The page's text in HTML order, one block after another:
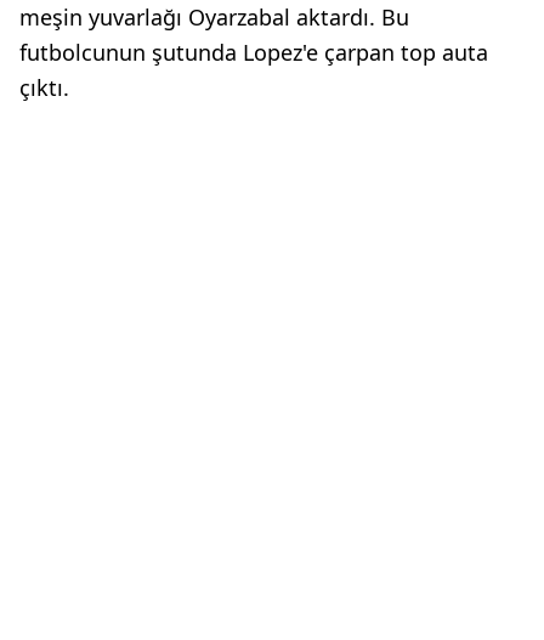
meşin yuvarlağı Oyarzabal aktardı. Bu
futbolcunun şutunda Lopez'e çarpan top auta
çıktı.